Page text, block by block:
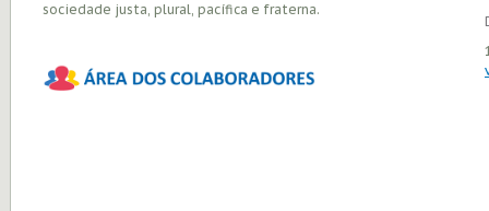
sociedade justa, plural, pacífica e fraterna.